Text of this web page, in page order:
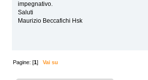
impegnativo.
Saluti
Maurizio Beccafichi Hsk
Pagine: [1]Vai su